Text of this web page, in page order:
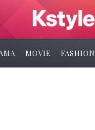
MOVIE FASHION